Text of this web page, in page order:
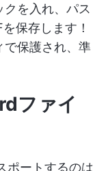
を入れ、パス
保存します！
で保護され、準
ファイ
ポートするのは